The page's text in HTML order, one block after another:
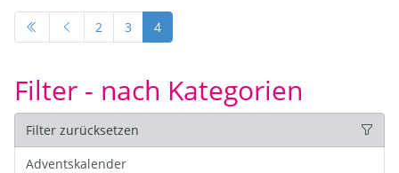
2 3 4
Filter - nach Kategorien
Filter zurücksetzen
Adventskalender